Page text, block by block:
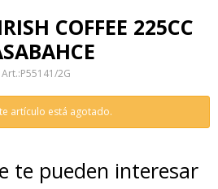
COFFEE 225CC
P55141/2G
artículo está agotado.
te pueden interesar